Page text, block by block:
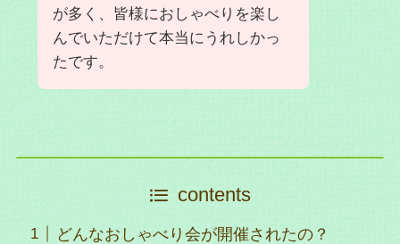
が多く、皆様におしゃべりを楽し
んでいただけて本当にうれしかっ
たです。
contents
どんなおしゃべり会が開催されたの？